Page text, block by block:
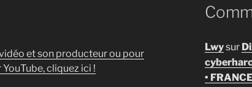
et son producteur ou pour
cliquez ici !
Lwysur
•